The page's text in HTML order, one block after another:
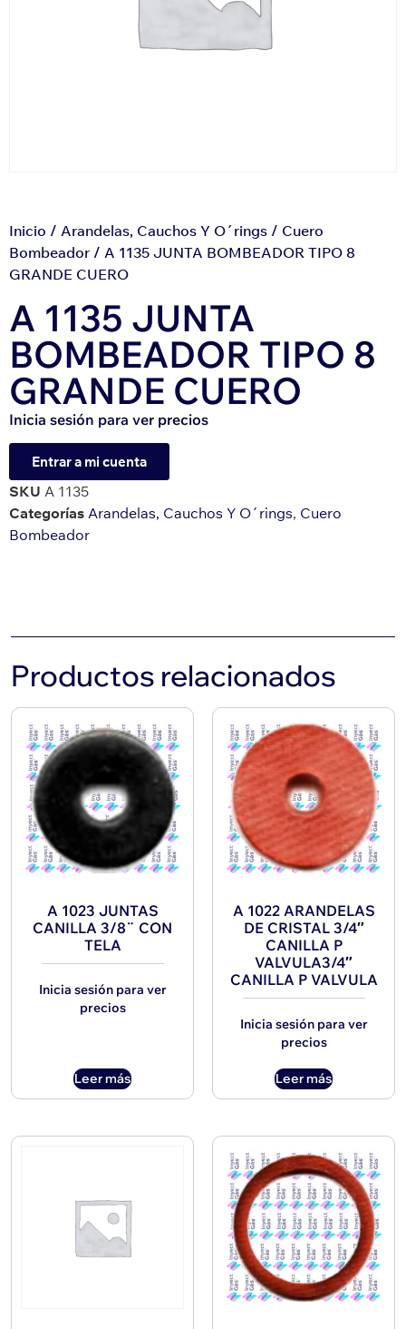
Inicio / Arandelas, Cauchos Y O´rings / Cuero
Bombeador / A 1135 JUNTA BOMBEADOR TIPO 8
GRANDE CUERO
A 1135 JUNTA
BOMBEADOR TIPO 8
GRANDE CUERO
Inicia sesión para ver precios
Entrar a mi cuenta
SKU A 1135
Categorías Arandelas, Cauchos Y O´rings, Cuero
Bombeador
Productos relacionados
A 1023 JUNTAS
CANILLA 3/8¨ CON
TELA
Inicia sesión para ver
precios
Leer más
A 1022 ARANDELAS
DE CRISTAL 3/4″
CANILLA P
VALVULA3/4″
CANILLA P VALVULA
Inicia sesión para ver
precios
Leer más